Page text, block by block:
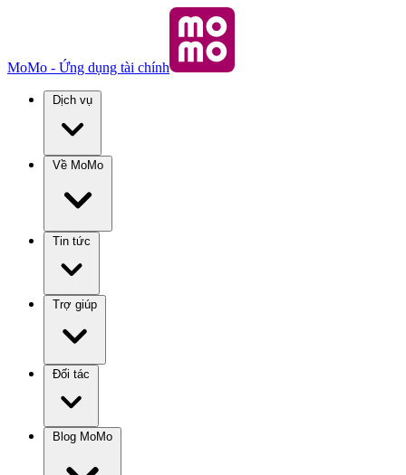
MoMo - Ứng dụng tài chính
Dịch vụ
Về MoMo
Tin tức
Trợ giúp
Đối tác
Blog MoMo